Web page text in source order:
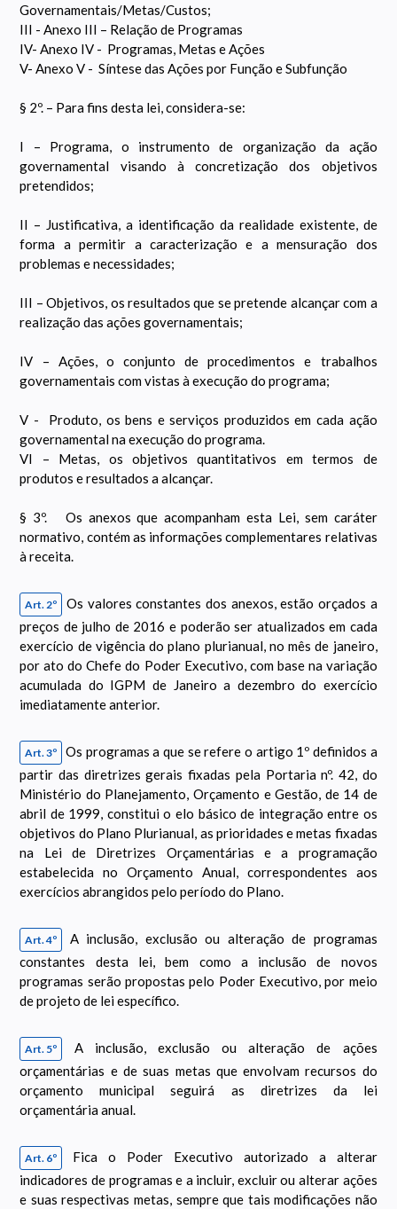
Governamentais/Metas/Custos;
III - Anexo III – Relação de Programas
IV- Anexo IV - Programas, Metas e Ações
V- Anexo V - Síntese das Ações por Função e Subfunção
§ 2º. – Para fins desta lei, considera-se:
I – Programa, o instrumento de organização da ação
governamental visando à concretização dos objetivos
pretendidos;
II – Justificativa, a identificação da realidade existente, de
forma a permitir a caracterização e a mensuração dos
problemas e necessidades;
III – Objetivos, os resultados que se pretende alcançar com a
realização das ações governamentais;
IV – Ações, o conjunto de procedimentos e trabalhos
governamentais com vistas à execução do programa;
V - Produto, os bens e serviços produzidos em cada ação
governamental na execução do programa.
VI – Metas, os objetivos quantitativos em termos de
produtos e resultados a alcançar.
§ 3º. Os anexos que acompanham esta Lei, sem caráter
normativo, contém as informações complementares relativas
à receita.
Art. 2º
Os valores constantes dos anexos, estão orçados a
preços de julho de 2016 e poderão ser atualizados em cada
exercício de vigência do plano plurianual, no mês de janeiro,
por ato do Chefe do Poder Executivo, com base na variação
acumulada do IGPM de Janeiro a dezembro do exercício
imediatamente anterior.
Art. 3º
Os programas a que se refere o artigo 1º definidos a
partir das diretrizes gerais fixadas pela Portaria nº. 42, do
Ministério do Planejamento, Orçamento e Gestão, de 14 de
abril de 1999, constitui o elo básico de integração entre os
objetivos do Plano Plurianual, as prioridades e metas fixadas
na Lei de Diretrizes Orçamentárias e a programação
estabelecida no Orçamento Anual, correspondentes aos
exercícios abrangidos pelo período do Plano.
Art. 4º
A inclusão, exclusão ou alteração de programas
constantes desta lei, bem como a inclusão de novos
programas serão propostas pelo Poder Executivo, por meio
de projeto de lei específico.
Art. 5º
A inclusão, exclusão ou alteração de ações
orçamentárias e de suas metas que envolvam recursos do
orçamento municipal seguirá as diretrizes da lei
orçamentária anual.
Art. 6º
Fica o Poder Executivo autorizado a alterar
indicadores de programas e a incluir, excluir ou alterar ações
e suas respectivas metas, sempre que tais modificações não